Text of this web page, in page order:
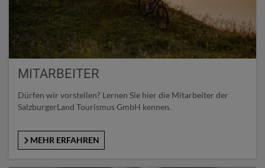
MITARBEITER
Dürfen wir vorstellen? Lernen Sie hier die Mitarbeiter der
SalzburgerLand Tourismus GmbH kennen.
MEHR ERFAHREN